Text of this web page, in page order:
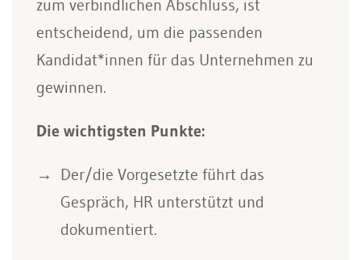
zum verbindlichen Abschluss, ist
entscheidend, um die passenden
Kandidat*innen für das Unternehmen zu
gewinnen.
Die wichtigsten Punkte:
Der/die Vorgesetzte führt das
Gespräch, HR unterstützt und
dokumentiert.